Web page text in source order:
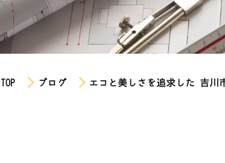
TOP ブログ エコと美しさを追求した 吉川